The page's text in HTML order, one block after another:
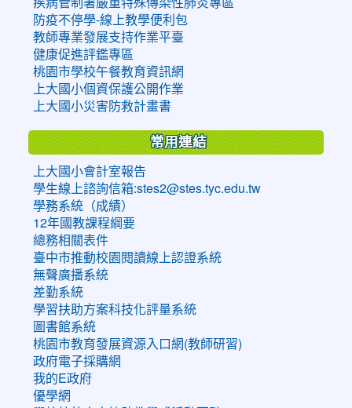
防疫不停學-線上教學便利包
教師專業發展支持作業平臺
健康促進評鑑專區
桃園市學校午餐教育資訊網
上大國小個資保護公開作業
上大國小災害防救計畫書
常用連結
上大國小會計室報告
學生線上諮詢信箱:stes2@stes.tyc.edu.tw
學務系統（成績）
12年國教課程綱要
總務相關表件
臺中市推動校園閱讀線上認證系統
無聲廣播系統
差勤系統
學習扶助方案科技化評量系統
圖書館系統
桃園市教育發展資源入口網(教師研習)
政府電子採購網
我的E政府
優學網